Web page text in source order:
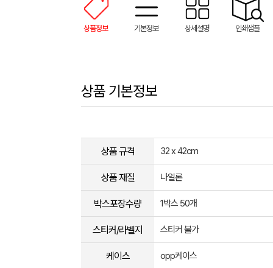
상품정보 기본정보 상세설명 인쇄샘플
상품 기본정보
상품 규격 32 x 42cm
상품 재질 나일론
박스포장수량 1박스 50개
스티커/라벨지 스티커 불가
케이스 opp케이스